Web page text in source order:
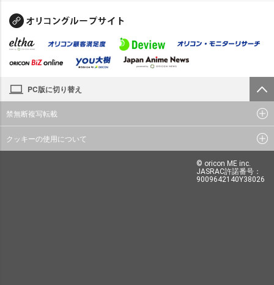
PC版に切り替え
禁無断複写転載
クッキーの使用について
© oricon ME inc.
JASRAC許諾番号：
9009642140Y38026